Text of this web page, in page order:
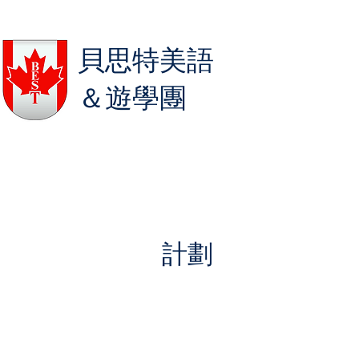
貝思特美語
＆遊學團
計劃